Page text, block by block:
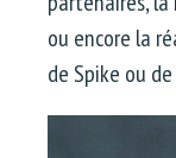
ou encore la
de Spike ou